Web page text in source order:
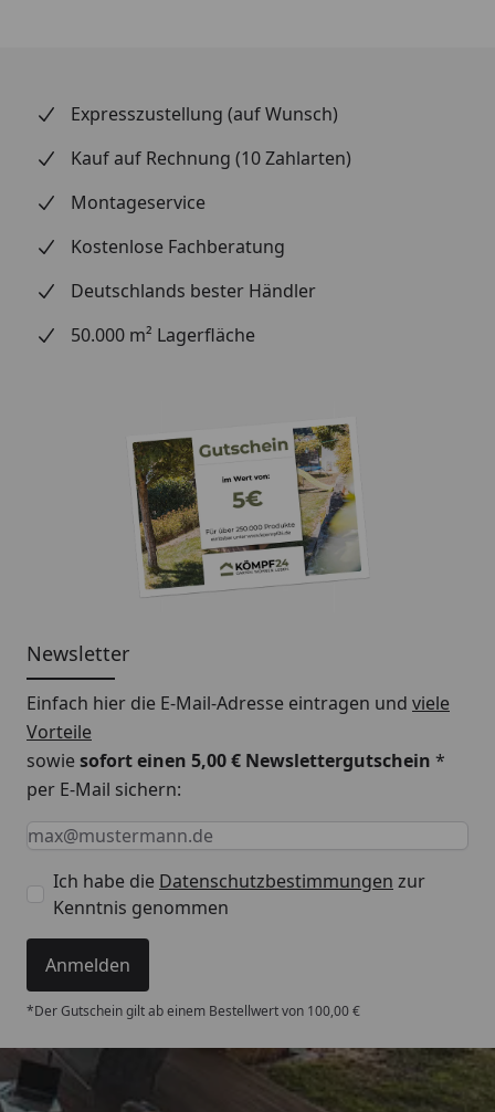
Expresszustellung (auf Wunsch)
Kauf auf Rechnung (10 Zahlarten)
Montageservice
Kostenlose Fachberatung
Deutschlands bester Händler
50.000 m² Lagerfläche
Newsletter
Einfach hier die E-Mail-Adresse eintragen und viele
Vorteile
sowiesofort einen 5,00 € Newslettergutschein *
per E-Mail sichern:
Keine Eingabe erforderlich
Eingabe erforderlich
E-Mail *
Ich habe die Datenschutzbestimmungen zur
Kenntnis genommen
Anmelden
*Der Gutschein gilt ab einem Bestellwert von 100,00 €